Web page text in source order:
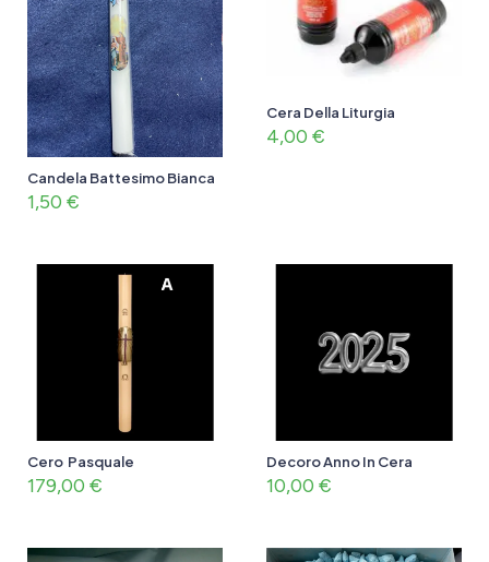
Candela Battesimo Bianca
1,50 €
Cera Della Liturgia
4,00 €
Cero Pasquale
179,00 €
Decoro Anno In Cera
10,00 €